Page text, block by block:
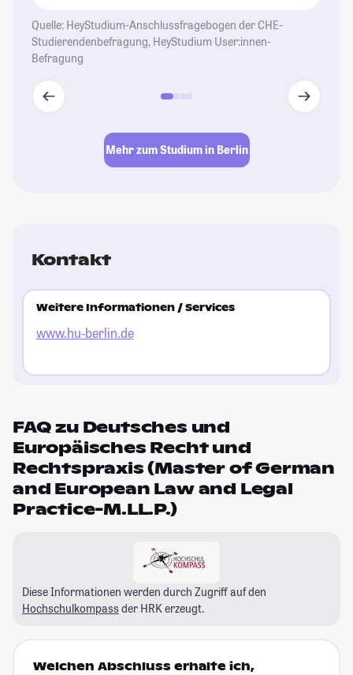
Quelle: HeyStudium-Anschlussfragebogen der CHE-
Studierendenbefragung, HeyStudium User:innen-
Befragung
Mehr zum Studium in Berlin
Kontakt
Weitere Informationen / Services
www.hu-berlin.de
FAQ zu Deutsches und
Europäisches Recht und
Rechtspraxis (Master of German
and European Law and Legal
Practice-M.LL.P.)
Diese Informationen werden durch Zugriff auf den
Hochschulkompass der HRK erzeugt.
Welchen Abschluss erhalte ich,